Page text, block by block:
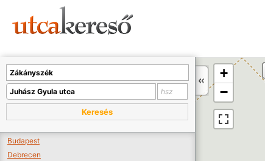
+
−
Keresés
Budapest
Debrecen
A térképet kicsinyíteni kell, hogy látszódjanak a boltok.
Boltok látszódjanak >>